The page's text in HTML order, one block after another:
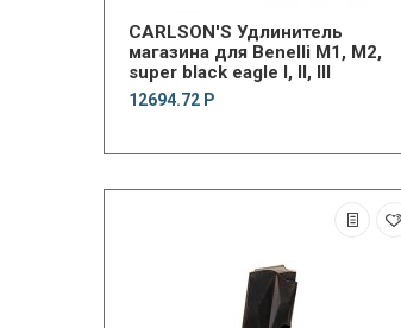
CARLSON'S Удлинитель
магазина для Benelli M1, M2,
super black eagle I, II, III
12694.72 Р